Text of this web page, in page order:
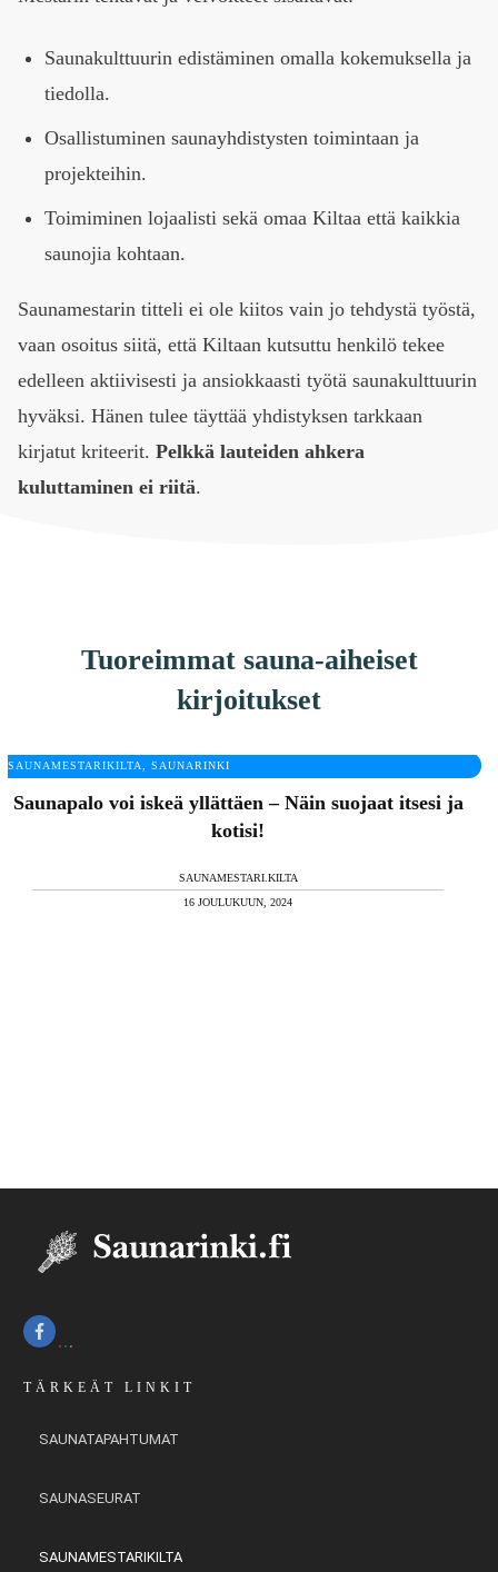
Saunakulttuurin edistäminen omalla kokemuksella ja
tiedolla.
Osallistuminen saunayhdistysten toimintaan ja
projekteihin.
Toimiminen lojaalisti sekä omaa Kiltaa että kaikkia
saunojia kohtaan.
Saunamestarin titteli ei ole kiitos vain jo tehdystä työstä,
vaan osoitus siitä, että Kiltaan kutsuttu henkilö tekee
edelleen aktiivisesti ja ansiokkaasti työtä saunakulttuurin
hyväksi. Hänen tulee täyttää yhdistyksen tarkkaan
kirjatut kriteerit. Pelkkä lauteiden ahkera
kuluttaminen ei riitä.
Tuoreimmat sauna-aiheiset
kirjoitukset
SAUNAMESTARIKILTA, SAUNARINKI
Saunapalo voi iskeä yllättäen – Näin suojaat itsesi ja
kotisi!
SAUNAMESTARI.KILTA
16 JOULUKUUN, 2024
TÄRKEÄT LINKIT
SAUNATAPAHTUMAT
SAUNASEURAT
SAUNAMESTARIKILTA